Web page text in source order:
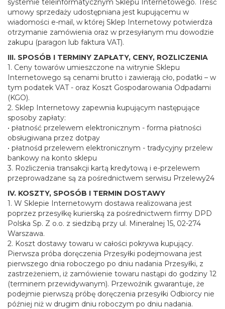
systemie teleinformatycznym Sklepu Internetowego. Treść
umowy sprzedaży udostępniana jest kupującemu w
wiadomości e-mail, w której Sklep Internetowy potwierdza
otrzymanie zamówienia oraz w przesyłanym mu dowodzie
zakupu (paragon lub faktura VAT).
III. SPOSÓB I TERMINY ZAPŁATY, CENY, ROZLICZENIA
1. Ceny towarów umieszczone na witrynie Sklepu
Internetowego są cenami brutto i zawierają cło, podatki – w
tym podatek VAT - oraz Koszt Gospodarowania Odpadami
(KGO).
2. Sklep Internetowy zapewnia kupującym następujące
sposoby zapłaty:
• płatność przelewem elektronicznym - forma płatności
obsługiwana przez dotpay
• płatnośd przelewem elektronicznym - tradycyjny przelew
bankowy na konto sklepu
3. Rozliczenia transakcji kartą kredytową i e-przelewem
przeprowadzane są za pośrednictwem serwisu Przelewy24
IV. KOSZTY, SPOSÓB I TERMIN DOSTAWY
1. W Sklepie Internetowym dostawa realizowana jest
poprzez przesyłkę kurierską za pośrednictwem firmy DPD
Polska Sp. Z o.o. z siedzibą przy ul. Mineralnej 15, 02-274
Warszawa.
2. Koszt dostawy towaru w całości pokrywa kupujący.
Pierwsza próba doręczenia Przesyłki podejmowana jest
pierwszego dnia roboczego po dniu nadania Przesyłki, z
zastrzeżeniem, iż zamówienie towaru nastąpi do godziny 12
(terminem przewidywanym). Przewoźnik gwarantuje, że
podejmie pierwszą próbę doręczenia przesyłki Odbiorcy nie
później niż w drugim dniu roboczym po dniu nadania.